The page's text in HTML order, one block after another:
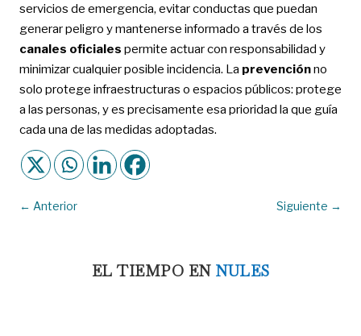
servicios de emergencia, evitar conductas que puedan
generar peligro y mantenerse informado a través de los
canales oficiales permite actuar con responsabilidad y
minimizar cualquier posible incidencia. La prevenciónno
solo protege infraestructuras o espacios públicos: protege
a las personas, y es precisamente esa prioridad la que guía
cada una de las medidas adoptadas.
← Anterior Siguiente →
EL TIEMPO EN NULES